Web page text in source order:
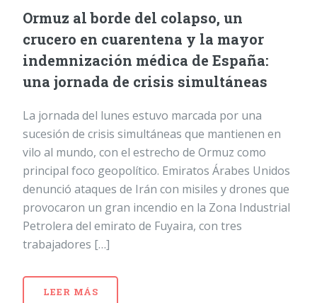
Ormuz al borde del colapso, un
crucero en cuarentena y la mayor
indemnización médica de España:
una jornada de crisis simultáneas
La jornada del lunes estuvo marcada por una
sucesión de crisis simultáneas que mantienen en
vilo al mundo, con el estrecho de Ormuz como
principal foco geopolítico. Emiratos Árabes Unidos
denunció ataques de Irán con misiles y drones que
provocaron un gran incendio en la Zona Industrial
Petrolera del emirato de Fuyaira, con tres
trabajadores […]
LEER MÁS